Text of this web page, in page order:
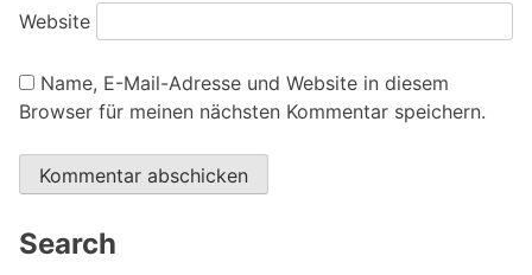
Website
Name, E-Mail-Adresse und Website in diesem
Browser für meinen nächsten Kommentar speichern.
Alternative:
Search